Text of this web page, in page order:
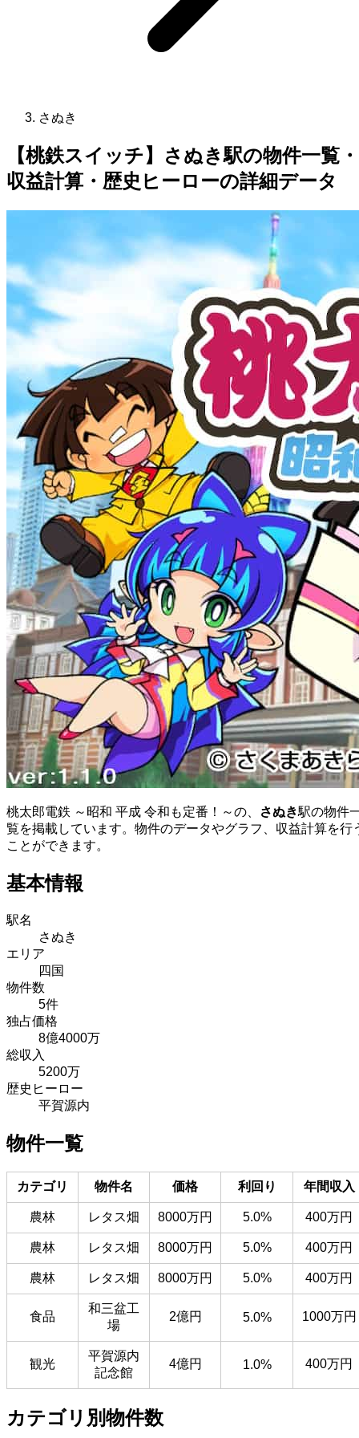
さぬき
【桃鉄スイッチ】さぬき駅の物件一覧・
収益計算・歴史ヒーローの詳細データ
桃太郎電鉄 ～昭和 平成 令和も定番！～の、 さぬき駅の物件
覧を掲載しています。物件のデータやグラフ、収益計算を行
ことができます。
基本情報
駅名
さぬき
エリア
四国
物件数
5件
独占価格
8億4000万
総収入
5200万
歴史ヒーロー
平賀源内
物件一覧
カテゴリ 物件名 価格 利回り 年間収入
農林 レタス畑 8000万円 5.0% 400万円
農林 レタス畑 8000万円 5.0% 400万円
農林 レタス畑 8000万円 5.0% 400万円
食品
和三盆工
場
2億円 5.0% 1000万円
観光
平賀源内
記念館
4億円 1.0% 400万円
カテゴリ別物件数